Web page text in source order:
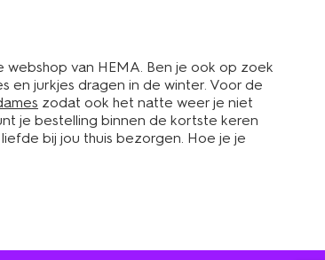
van HEMA. Ben je ook op zoek
en jurkjes dragen in de winter. Voor de
zodat ook het natte weer je niet
je bestelling binnen de kortste keren
bij jou thuis bezorgen. Hoe je je